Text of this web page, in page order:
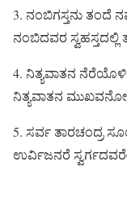
3. ನಂಬಿಗಸ್ತನು ತಂದೆ
ನಂಬಿದವರ ಸ್ವಹಸ್ತದಲ್ಲಿ
4. ನಿತ್ಯವಾತನ
ನಿತ್ಯವಾತನ
5. ಸರ್ವ ತಾರಚಂದ್ರ
ಉರ್ವಿಜನರೆ